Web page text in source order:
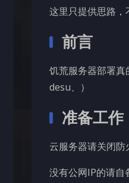
这里只提供思路，
前言
饥荒服务器部署
desu、）
准备工作
云服务器请关闭防
没有公网IP的请自